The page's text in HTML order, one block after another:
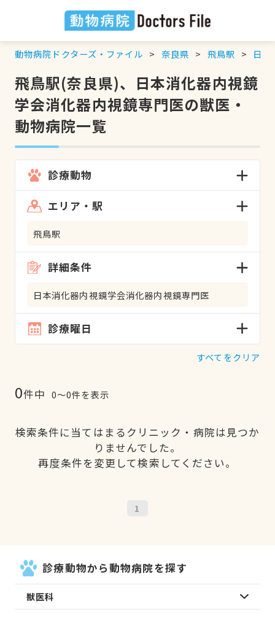
動物病院ドクターズ・ファイル 奈良県 飛鳥駅 日
飛鳥駅(奈良県)、日本消化器内視鏡
学会消化器内視鏡専門医の獣医・
動物病院一覧
診療動物
エリア・駅
飛鳥駅
詳細条件
日本消化器内視鏡学会消化器内視鏡専門医
診療曜日
すべてをクリア
0件中 0〜0件を表示
検索条件に当てはまるクリニック・病院は見つか
りませんでした。
再度条件を変更して検索してください。
1
診療動物から動物病院を探す
獣医科